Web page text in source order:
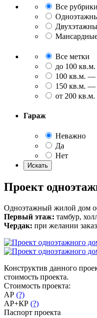
Все рубрики
Все метки
до 100 кв.м.
100 кв.м. —
150 кв.м. —
от 200 кв.м.
Гараж
Неважно
Да
Нет
Проект
Одноэтажный жилой дом
Первый этаж: тамбур,
Чердак: при желании
Конструктив данного
стоимость проекта.
Стоимость проекта:
АР (?)
АР+КР (?)
Паспорт проекта